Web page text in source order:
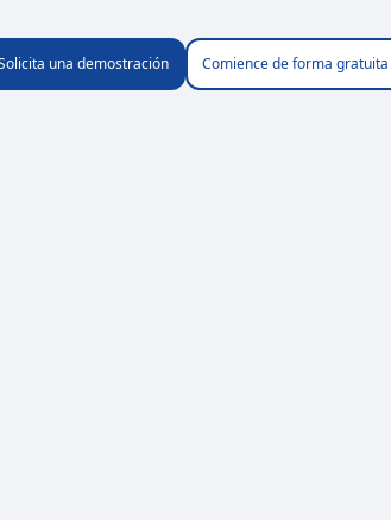
una demostración Comience de forma gratuita